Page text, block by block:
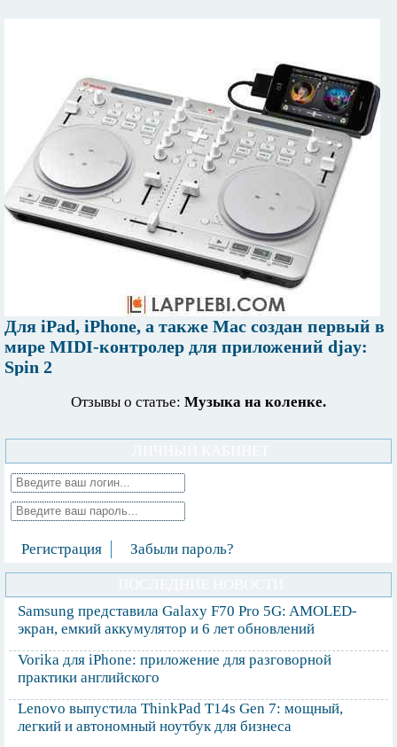
Для iPad, iPhone, а также Mac создан первый в
мире MIDI-контролер для приложений djay:
Spin 2
Отзывы о статье: Музыка на коленке.
Регистрация Забыли пароль?
Samsung представила Galaxy F70 Pro 5G: AMOLED-
экран, емкий аккумулятор и 6 лет обновлений
Vorika для iPhone: приложение для разговорной
практики английского
Lenovo выпустила ThinkPad T14s Gen 7: мощный,
легкий и автономный ноутбук для бизнеса